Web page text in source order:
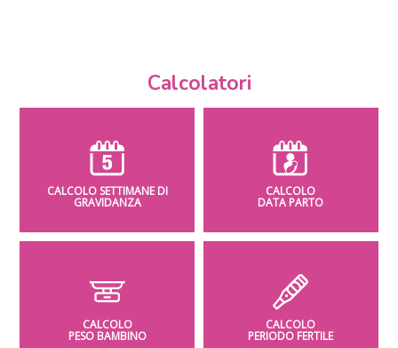
Calcolatori
CALCOLO SETTIMANE DI
GRAVIDANZA
CALCOLO
DATA PARTO
CALCOLO
PESO BAMBINO
CALCOLO
PERIODO FERTILE